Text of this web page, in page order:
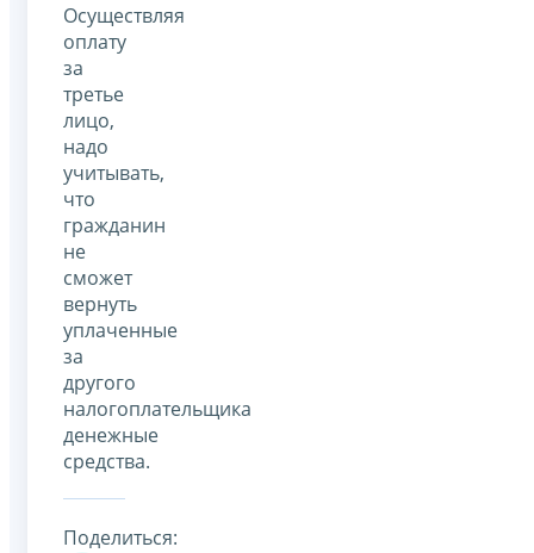
Осуществляя
оплату
за
третье
лицо,
надо
учитывать,
что
гражданин
не
сможет
вернуть
уплаченные
за
другого
налогоплательщика
денежные
средства.
Поделиться: